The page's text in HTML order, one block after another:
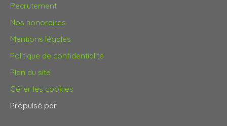
Recrutement
Nos honoraires
Mentions légales
Politique de confidentialité
Plan du site
Gérer les cookies
Propulsé par